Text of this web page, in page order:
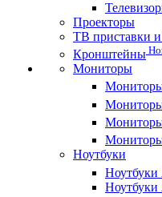
Проекторы
ТВ приставки
Кронштейны
Мониторы
Ноутбуки
Ноутбуки
Ноутбуки